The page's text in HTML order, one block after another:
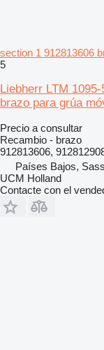
section 1 912813606
5
Liebherr LTM
brazo para grúa
Precio a consultar
Recambio - brazo
912813606,
Países Bajos,
UCM Holland
Contacte con el